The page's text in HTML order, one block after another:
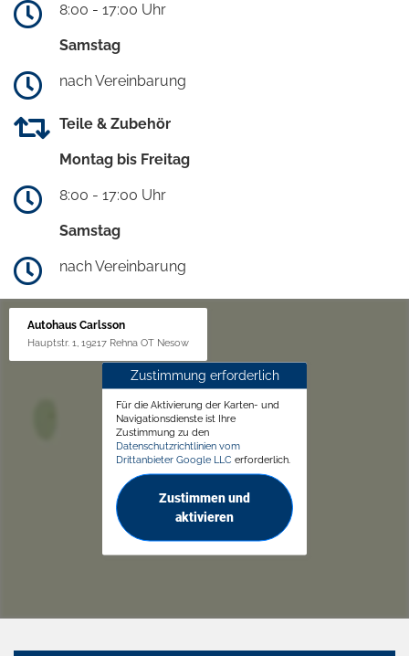
8:00 - 17:00 Uhr
Samstag
nach Vereinbarung
Teile & Zubehör
Montag bis Freitag
8:00 - 17:00 Uhr
Samstag
nach Vereinbarung
Autohaus Carlsson
Hauptstr. 1, 19217 Rehna OT Nesow
Zustimmung erforderlich
Für die Aktivierung der Karten- und
Navigationsdienste ist Ihre
Zustimmung zu den
Datenschutzrichtlinien vom
Drittanbieter Google LLC erforderlich.
Zustimmen und
aktivieren